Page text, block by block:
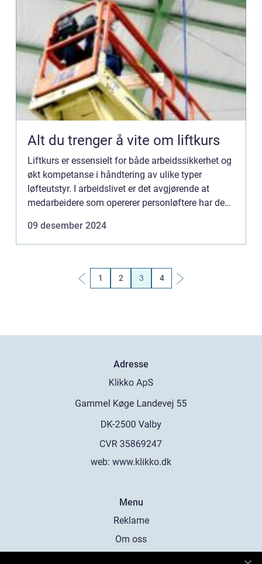
Alt du trenger å vite om liftkurs
Liftkurs er essensielt for både arbeidssikkerhet og
økt kompetanse i håndtering av ulike typer
løfteutstyr. I arbeidslivet er det avgjørende at
medarbeidere som opererer personløftere har den
09 desember 2024
1 2 3 4
Adresse
web: www.klikko.dk
Menu
Reklame
Om oss